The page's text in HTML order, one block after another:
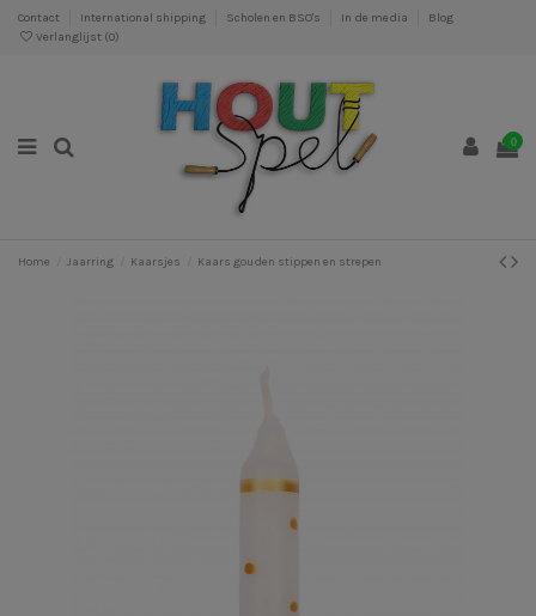
Contact International shipping Scholen en BSO's In de media
Blog
Verlanglijst (0)
0
Home Jaarring Kaarsjes Kaars gouden stippen en strepen